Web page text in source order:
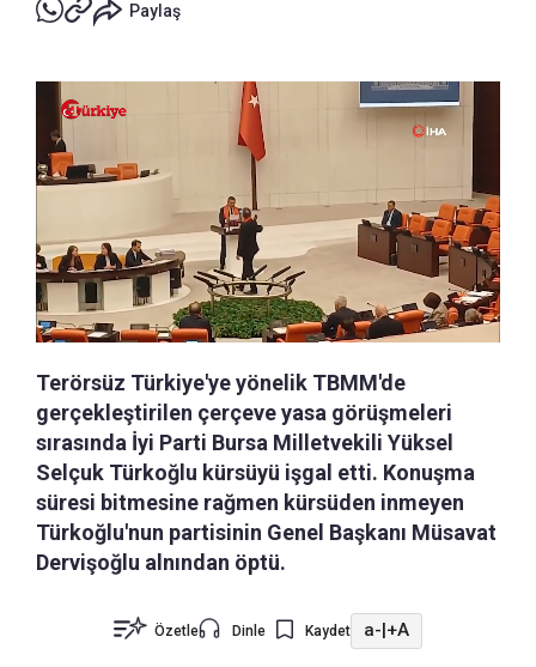
Paylaş
Terörsüz Türkiye'ye yönelik TBMM'de
gerçekleştirilen çerçeve yasa görüşmeleri
sırasında İyi Parti Bursa Milletvekili Yüksel
Selçuk Türkoğlu kürsüyü işgal etti. Konuşma
süresi bitmesine rağmen kürsüden inmeyen
Türkoğlu'nun partisinin Genel Başkanı Müsavat
Dervişoğlu alnından öptü.
Özetle Dinle Kaydet a-|+A